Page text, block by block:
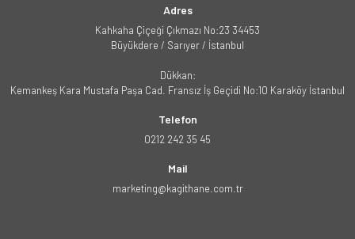
Adres
Kahkaha Çiçeği Çıkmazı No:23 34453
Büyükdere / Sarıyer / İstanbul
Dükkan:
Kemankeş Kara Mustafa Paşa Cad. Fransız İş Geçidi No:10 Karaköy İstanbul
Telefon
0212 242 35 45
Mail
marketing@kagithane.com.tr